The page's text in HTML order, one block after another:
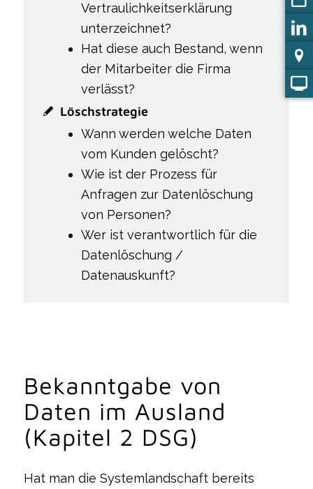
Vertraulichkeitserklärung
unterzeichnet?
Hat diese auch Bestand, wenn
der Mitarbeiter die Firma
verlässt?
Löschstrategie
Wann werden welche Daten
vom Kunden gelöscht?
Wie ist der Prozess für
Anfragen zur Datenlöschung
von Personen?
Wer ist verantwortlich für die
Datenlöschung /
Datenauskunft?
Bekanntgabe von
Daten im Ausland
(Kapitel 2 DSG)
Hat man die Systemlandschaft bereits